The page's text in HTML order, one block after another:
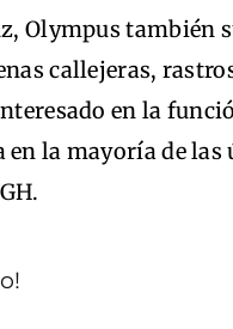
Olympus también
callejeras,
en la
la mayoría de